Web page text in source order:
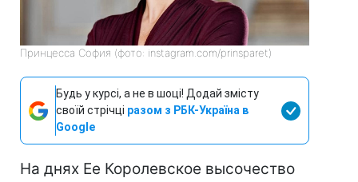
Принцесса София (фото: instagram.com/prinsparet)
Будь у курсі, а не в шоці! Додай змісту
своїй стрічці разом з РБК-Україна в
Google
На днях Ее Королевское высочество